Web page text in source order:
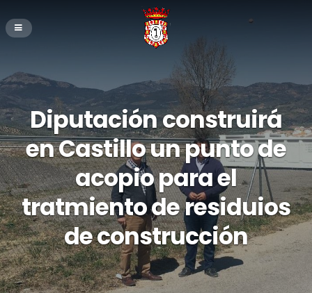
Diputación construirá
en Castillo un punto de
acopio para el
tratmiento de residuios
de construcción